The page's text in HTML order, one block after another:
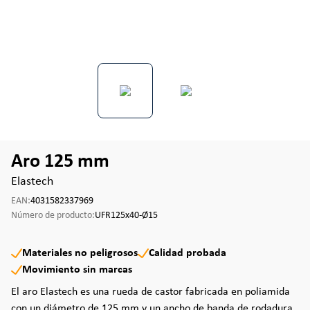
Aro 125 mm
Elastech
EAN:4031582337969
Número de producto:UFR125x40-Ø15
Materiales no peligrosos
Calidad probada
Movimiento sin marcas
El aro Elastech es una rueda de castor fabricada en poliamida